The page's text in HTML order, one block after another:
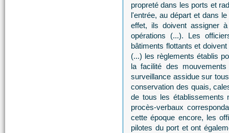
propreté dans les ports et
l'entrée, au départ et dans
effet, ils doivent assigner
opérations (...). Les
bâtiments flottants et
(...) les règlements établis
la facilité des
surveillance assidue sur
conservation des quais,
de tous les établissements
procès-verbaux
cette époque encore, les
pilotes du port et ont